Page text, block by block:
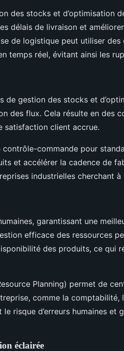
des stocks et d’optimisation
délais de livraison et
de logistique peut utiliser des
temps réel, évitant ainsi les
de gestion des stocks et
des flux. Cela résulte en des
satisfaction client accrue.
contrôle-commande pour
et accélérer la cadence de
industrielles cherchant à
garantissant une
efficace des ressources
des produits, ce qui
Planning) permet de
comme la comptabilité,
risque d’erreurs humaines et
éclairée